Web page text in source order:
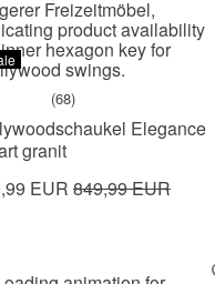
(68)
Elegance
granit
EUR 849,99 EUR